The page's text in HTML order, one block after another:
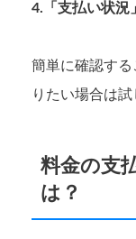
4.「支払い状況
簡単に確認す
りたい場合は試
料金の支
は？